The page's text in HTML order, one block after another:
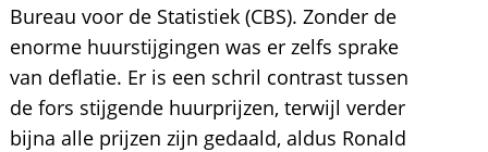
Bureau voor de Statistiek (CBS). Zonder de
enorme huurstijgingen was er zelfs sprake
van deflatie. Er is een schril contrast tussen
de fors stijgende huurprijzen, terwijl verder
bijna alle prijzen zijn gedaald, aldus Ronald